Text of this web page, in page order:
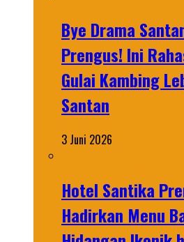
Bye Drama
Prengus! Ini
Gulai Kambing
Santan
3 Juni 2026
Hotel Santika
Hadirkan Menu